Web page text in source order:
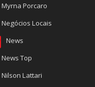
Myrna Porcaro
Negócios Locais
News
News Top
Nilson Lattari